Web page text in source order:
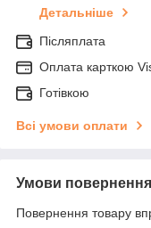
Детальніше
Післяплата
Оплата карткою
Готівкою
Всі умови оплати
Умови повернення
Повернення товару